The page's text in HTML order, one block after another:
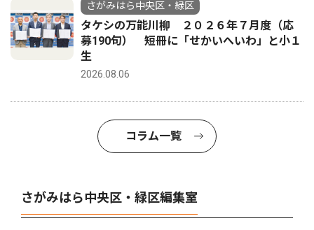
さがみはら中央区・緑区
タケシの万能川柳 ２０２６年７月度（応
募190句） 短冊に「せかいへいわ」と小１
生
2026.08.06
コラム一覧
さがみはら中央区・緑区編集室